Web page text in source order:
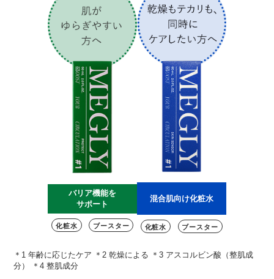
バリア機能を
サポート
化粧水 ブースター
混合肌向け化粧水
化粧水 ブースター
＊1 年齢に応じたケア ＊2 乾燥による ＊3 アスコルビン酸（整肌成
分） ＊4 整肌成分